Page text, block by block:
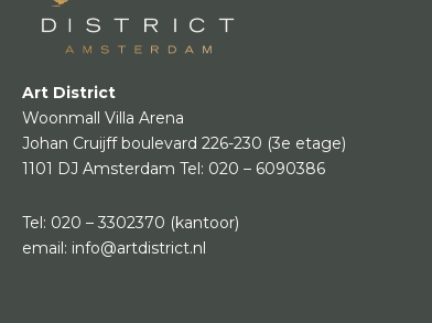
Art District
Woonmall Villa Arena
Johan Cruijff boulevard 226-230 (3e etage)
1101 DJ Amsterdam Tel: 020 – 6090386
Tel: 020 – 3302370 (kantoor)
email: info@artdistrict.nl